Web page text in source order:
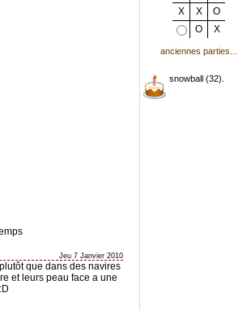
Jeu 7 Janvier 2010
que dans des navires
et leurs peau face a une
X
X
O
O
X
anciennes parties...
snowball (32).